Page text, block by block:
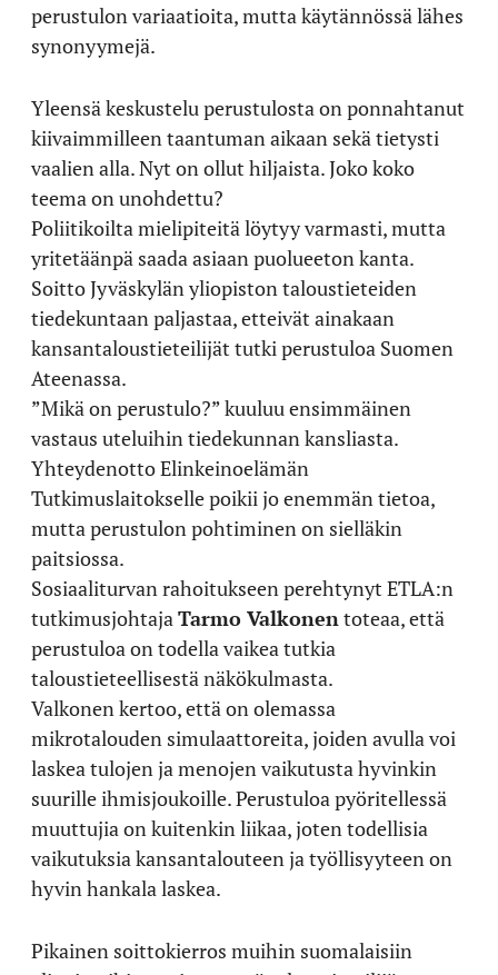
perustulon variaatioita, mutta käytännössä lähes
synonyymejä.
Yleensä keskustelu perustulosta on ponnahtanut
kiivaimmilleen taantuman aikaan sekä tietysti
vaalien alla. Nyt on ollut hiljaista. Joko koko
teema on unohdettu?
Poliitikoilta mielipiteitä löytyy varmasti, mutta
yritetäänpä saada asiaan puolueeton kanta.
Soitto Jyväskylän yliopiston taloustieteiden
tiedekuntaan paljastaa, etteivät ainakaan
kansantaloustieteilijät tutki perustuloa Suomen
Ateenassa.
”Mikä on perustulo?” kuuluu ensimmäinen
vastaus uteluihin tiedekunnan kansliasta.
Yhteydenotto Elinkeinoelämän
Tutkimuslaitokselle poikii jo enemmän tietoa,
mutta perustulon pohtiminen on sielläkin
paitsiossa.
Sosiaaliturvan rahoitukseen perehtynyt ETLA:n
tutkimusjohtaja Tarmo Valkonen toteaa, että
perustuloa on todella vaikea tutkia
taloustieteellisestä näkökulmasta.
Valkonen kertoo, että on olemassa
mikrotalouden simulaattoreita, joiden avulla voi
laskea tulojen ja menojen vaikutusta hyvinkin
suurille ihmisjoukoille. Perustuloa pyöritellessä
muuttujia on kuitenkin liikaa, joten todellisia
vaikutuksia kansantalouteen ja työllisyyteen on
hyvin hankala laskea.
Pikainen soittokierros muihin suomalaisiin